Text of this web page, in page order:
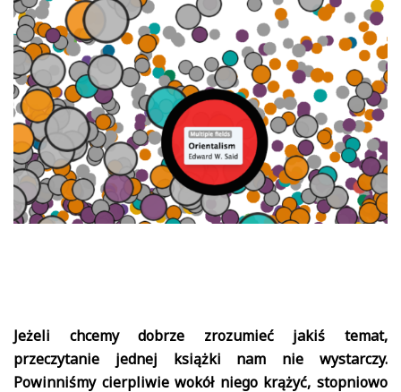
Jeżeli chcemy dobrze zrozumieć jakiś temat,
przeczytanie jednej książki nam nie wystarczy.
Powinniśmy cierpliwie wokół niego krążyć, stopniowo